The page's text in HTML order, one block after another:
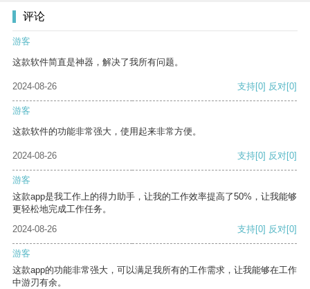
评论
游客
这款软件简直是神器，解决了我所有问题。
2024-08-26 支持[0] 反对[0]
游客
这款软件的功能非常强大，使用起来非常方便。
2024-08-26 支持[0] 反对[0]
游客
这款app是我工作上的得力助手，让我的工作效率提高了50%，让我能够
更轻松地完成工作任务。
2024-08-26
支持[0] 反对[0]
游客
这款app的功能非常强大，可以满足我所有的工作需求，让我能够在工作
中游刃有余。